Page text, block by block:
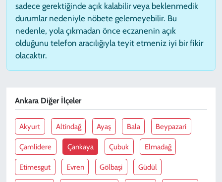
sadece gerektiğinde açık kalabilir veya beklenmedik
durumlar nedeniyle nöbete gelemeyebilir. Bu
nedenle, yola çıkmadan önce eczanenin açık
olduğunu telefon aracılığıyla teyit etmeniz iyi bir fikir
olacaktır.
Ankara Diğer İlçeler
Akyurt Altindağ Ayaş Bala Beypazari
Çamlidere Çankaya Çubuk Elmadağ
Etimesgut Evren Gölbaşi Güdül